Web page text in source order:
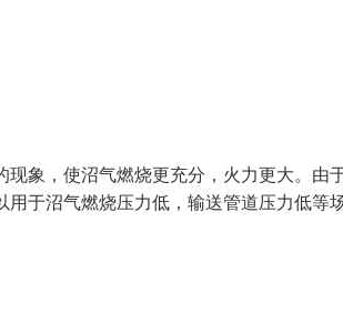
象，使沼气燃烧更充分，火力更大。由
于沼气燃烧压力低，输送管道压力低等